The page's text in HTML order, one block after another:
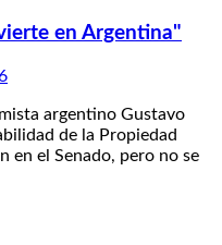
en Argentina"
argentino Gustavo
de la Propiedad
en el Senado, pero no se